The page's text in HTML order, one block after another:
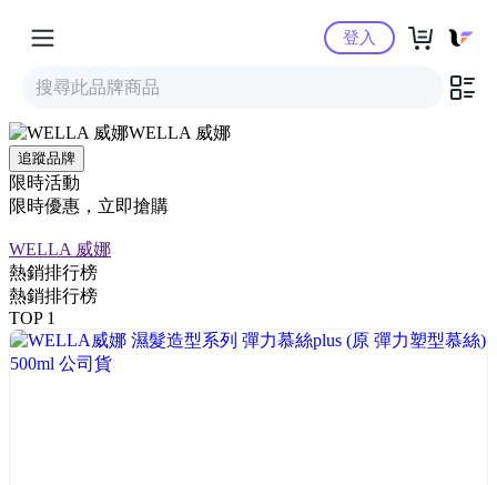
Yahoo購物中心
登入
WELLA 威娜
追蹤品牌
限時活動
限時優惠，立即搶購
WELLA 威娜
熱銷排行榜
熱銷排行榜
TOP 1